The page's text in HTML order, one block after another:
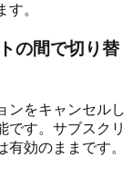
。
の間で切り替
ンをキャンセルし
です。サブスクリ
効のままです。